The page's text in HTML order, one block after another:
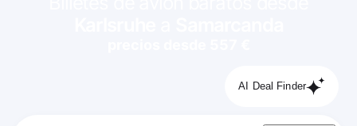
AI Deal Finder